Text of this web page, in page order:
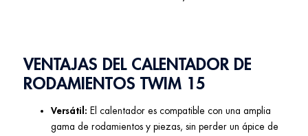
VENTAJAS DEL CALENTADOR DE
RODAMIENTOS TWIM 15
Versátil: El calentador es compatible con una amplia
gama de rodamientos y piezas, sin perder un ápice de